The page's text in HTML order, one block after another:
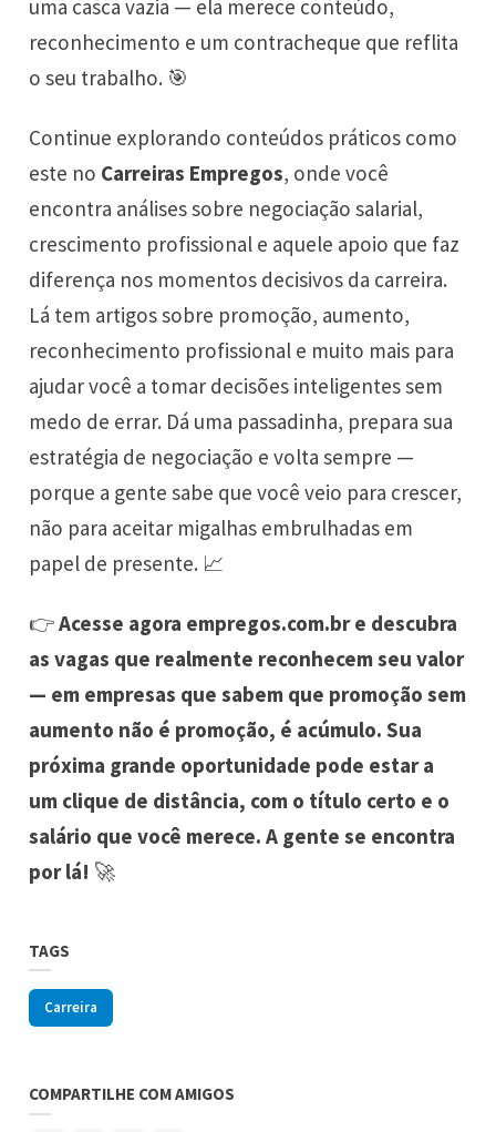
uma casca vazia — ela merece conteúdo,
reconhecimento e um contracheque que reflita
o seu trabalho. 🎯
Continue explorando conteúdos práticos como
este no Carreiras Empregos, onde você
encontra análises sobre negociação salarial,
crescimento profissional e aquele apoio que faz
diferença nos momentos decisivos da carreira.
Lá tem artigos sobre promoção, aumento,
reconhecimento profissional e muito mais para
ajudar você a tomar decisões inteligentes sem
medo de errar. Dá uma passadinha, prepara sua
estratégia de negociação e volta sempre —
porque a gente sabe que você veio para crescer,
não para aceitar migalhas embrulhadas em
papel de presente. 📈
👉Acesse agora empregos.com.bre descubra
as vagas que realmente reconhecem seu valor
— em empresas que sabem que promoção sem
aumento não é promoção, é acúmulo. Sua
próxima grande oportunidade pode estar a
um clique de distância, com o título certo e o
salário que você merece. A gente se encontra
por lá! 🚀
TAGS
Carreira
COMPARTILHE COM AMIGOS